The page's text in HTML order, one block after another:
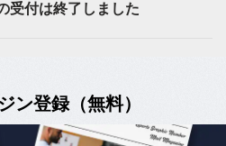
受付は終了しました
ン登録（無料）